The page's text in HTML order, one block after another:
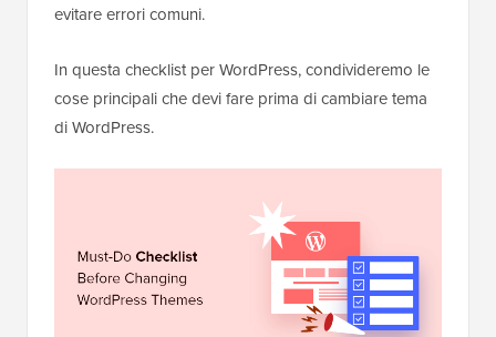
evitare errori comuni.
In questa checklist per WordPress, condivideremo le
cose principali che devi fare prima di cambiare tema
di WordPress.